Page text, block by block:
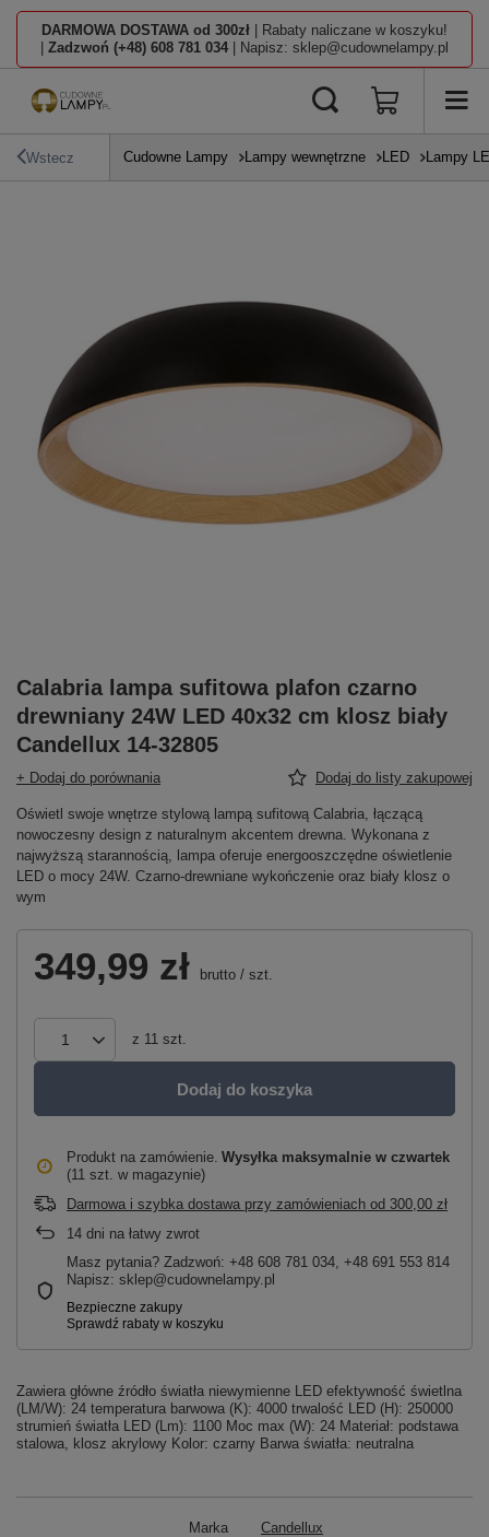
DARMOWA DOSTAWA od 300zł | Rabaty naliczane w koszyku!
Zadzwoń (+48) 608 781 034 | Napisz: sklep@cudownelampy.pl
Wstecz Cudowne Lampy Lampy wewnętrzne LED Lampy
Calabria lampa sufitowa plafon czarno
drewniany 24W LED 40x32 cm klosz biały
Candellux 14-32805
+ Dodaj do porównania Dodaj do listy zakupowej
Oświetl swoje wnętrze stylową lampą sufitową Calabria, łączącą
nowoczesny design z naturalnym akcentem drewna. Wykonana z
najwyższą starannością, lampa oferuje energooszczędne oświetlenie
LED o mocy 24W. Czarno-drewniane wykończenie oraz biały klosz o
wym
349,99 zł brutto / szt.
z 11 szt.
Dodaj do koszyka
Produkt na zamówienie Wysyłka maksymalnie w czwartek
(11 szt. w magazynie)
Darmowa i szybka dostawa przy zamówieniach od 300,00 zł
14 dni na łatwy zwrot
Masz pytania? Zadzwoń: +48 608 781 034, +48 691 553 814
Napisz: sklep@cudownelampy.pl
Zawiera główne źródło światła niewymienne LED efektywność świetlna
(LM/W): 24 temperatura barwowa (K): 4000 trwalość LED (H): 250000
strumień światła LED (Lm): 1100 Moc max (W): 24 Materiał: podstawa
stalowa, klosz akrylowy Kolor: czarny Barwa światła: neutralna
Marka Candellux